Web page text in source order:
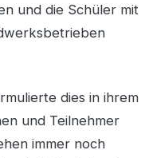
und die Schüler mit
dies in ihrem
und Teilnehmer
immer noch